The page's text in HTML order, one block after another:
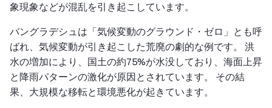
象現象などが混乱を引き起こしています。
バングラデシュは「気候変動のグラウンド・ゼロ」とも呼
ばれ、気候変動が引き起こした荒廃の劇的な例です。 洪
水の増加により、国土の約75%が水没しており、海面上昇
と降雨パターンの激化が原因とされています。 その結
果、大規模な移転と環境悪化が起きています。